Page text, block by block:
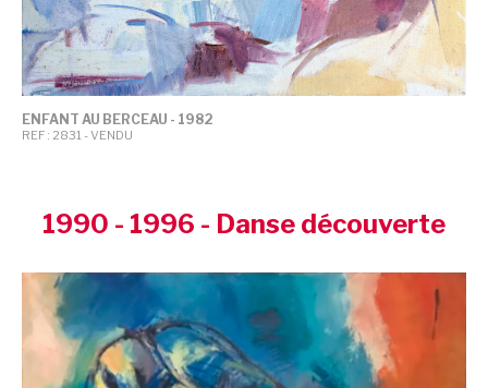
ENFANT AU BERCEAU - 1982
REF : 2831 - VENDU
1990 - 1996 - Danse découverte